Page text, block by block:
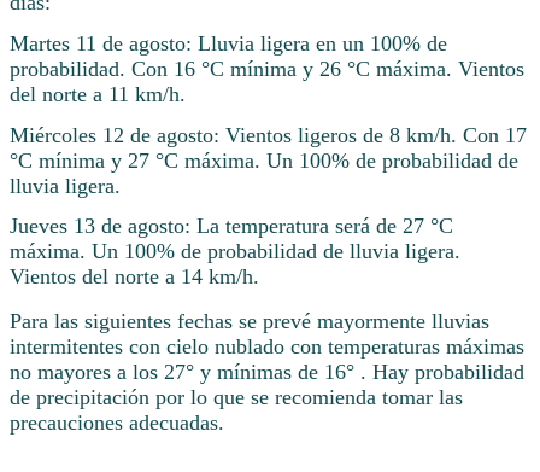
Martes 11 de agosto: Lluvia ligera en un 100% de
probabilidad. Con 16 °C mínima y 26 °C máxima. Vientos
del norte a 11 km/h.
Miércoles 12 de agosto: Vientos ligeros de 8 km/h. Con 17
°C mínima y 27 °C máxima. Un 100% de probabilidad de
lluvia ligera.
Jueves 13 de agosto: La temperatura será de 27 °C
máxima. Un 100% de probabilidad de lluvia ligera.
Vientos del norte a 14 km/h.
Para las siguientes fechas se prevé mayormente lluvias
intermitentes con cielo nublado con temperaturas máximas
no mayores a los 27° y mínimas de 16° . Hay probabilidad
de precipitación por lo que se recomienda tomar las
precauciones adecuadas.